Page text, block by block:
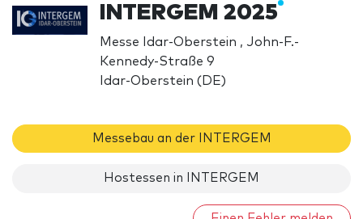
INTERGEM 2025
Messe Idar-Oberstein , John-F.-
Kennedy-Straße 9
Idar-Oberstein (DE)
Messebau an der INTERGEM
Hostessen in INTERGEM